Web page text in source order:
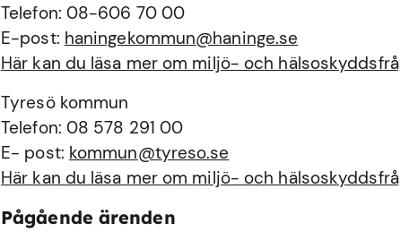
Telefon: 08-606 70 00
E-post: haningekommun@haninge.se
Här kan du läsa mer om miljö- och
Tyresö kommun
Telefon: 08 578 291 00
E- post: kommun@tyreso.se
Här kan du läsa mer om miljö- och
Pågående ärenden